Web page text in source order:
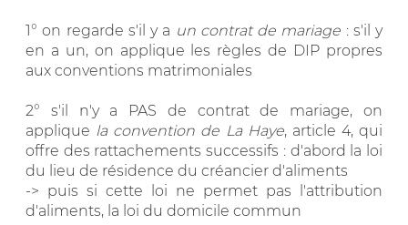
1° on regarde s'il y a un contrat de mariage : s'il y
en a un, on applique les règles de DIP propres
aux conventions matrimoniales
2° s'il n'y a PAS de contrat de mariage, on
applique la convention de La Haye, article 4, qui
offre des rattachements successifs : d'abord la loi
du lieu de résidence du créancier d'aliments
-> puis si cette loi ne permet pas l'attribution
d'aliments, la loi du domicile commun